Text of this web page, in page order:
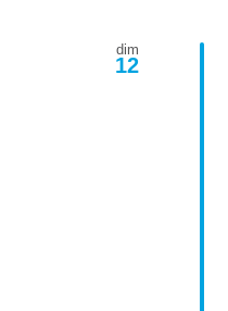
dim
12